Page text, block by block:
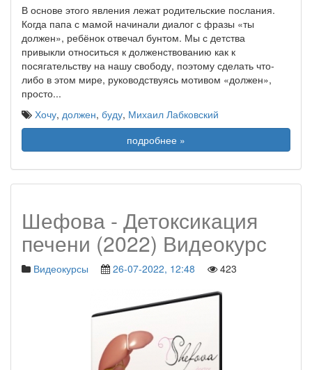
В основе этого явления лежат родительские послания.
Когда папа с мамой начинали диалог с фразы «ты
должен», ребёнок отвечал бунтом. Мы с детства
привыкли относиться к долженствованию как к
посягательству на нашу свободу, поэтому сделать что-
либо в этом мире, руководствуясь мотивом «должен»,
просто...
Хочу, должен, буду, Михаил Лабковский
подробнее »
Шефова - Детоксикация
печени (2022) Видеокурс
Видеокурсы 26-07-2022, 12:48 423